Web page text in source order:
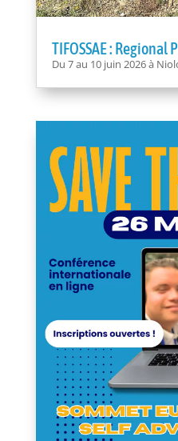
TIFOSSAE :
Du 7 au 10 juin 2026 à